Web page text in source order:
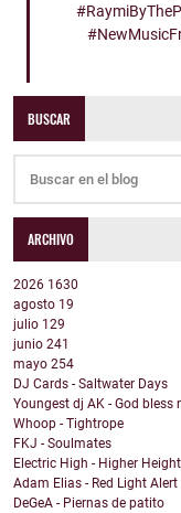
BUSCAR
ARCHIVO
2026 1630
agosto 19
julio 129
junio 241
mayo 254
DJ Cards - Saltwater Days
Youngest dj AK - God bless
Whoop - Tightrope
FKJ - Soulmates
Electric High - Higher
Adam Elias - Red Light Alert
DeGeA - Piernas de patito